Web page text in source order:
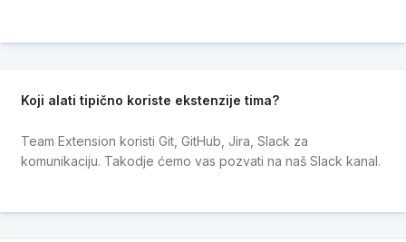
Koji alati tipično koriste ekstenzije tima?
Team Extension koristi Git, GitHub, Jira, Slack za
komunikaciju. Takodje ćemo vas pozvati na naš Slack kanal.